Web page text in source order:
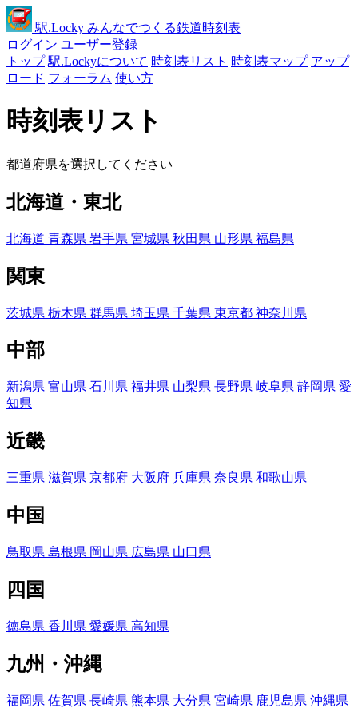
駅.Locky みんなでつくる鉄道時刻表
ログイン ユーザー登録
トップ 駅.Lockyについて 時刻表リスト 時刻表マップ アップ
ロード フォーラム 使い方
時刻表リスト
都道府県を選択してください
北海道・東北
北海道 青森県 岩手県 宮城県 秋田県 山形県 福島県
関東
茨城県 栃木県 群馬県 埼玉県 千葉県 東京都 神奈川県
中部
新潟県 富山県 石川県 福井県 山梨県 長野県 岐阜県 静岡県 愛
知県
近畿
三重県 滋賀県 京都府 大阪府 兵庫県 奈良県 和歌山県
中国
鳥取県 島根県 岡山県 広島県 山口県
四国
徳島県 香川県 愛媛県 高知県
九州・沖縄
福岡県 佐賀県 長崎県 熊本県 大分県 宮崎県 鹿児島県 沖縄県